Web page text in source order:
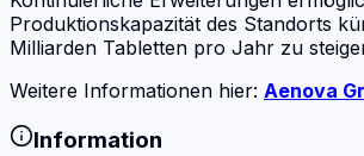
Produktionskapazität des Standorts
Milliarden Tabletten pro Jahr zu
Weitere Informationen hier: Aenova
Information